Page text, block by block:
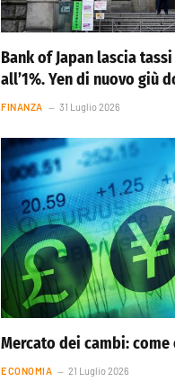
Bank of Japan lascia
all’1%. Yen di nuovo giù
FINANZA 31 Luglio 2026
Mercato dei cambi: come
ECONOMIA 21 Luglio 2026